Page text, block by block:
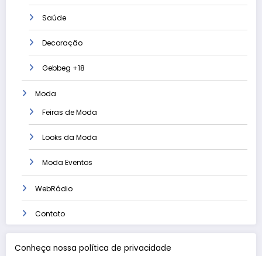
Saúde
Decoração
Gebbeg +18
Moda
Feiras de Moda
Looks da Moda
Moda Eventos
WebRádio
Contato
Conheça nossa política de privacidade